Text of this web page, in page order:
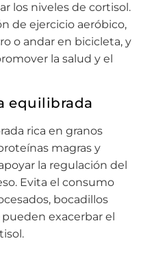
los niveles de cortisol.
de ejercicio aeróbico,
o andar en bicicleta, y
la salud y el
equilibrada
rica en granos
magras y
la regulación del
Evita el consumo
bocadillos
pueden exacerbar el